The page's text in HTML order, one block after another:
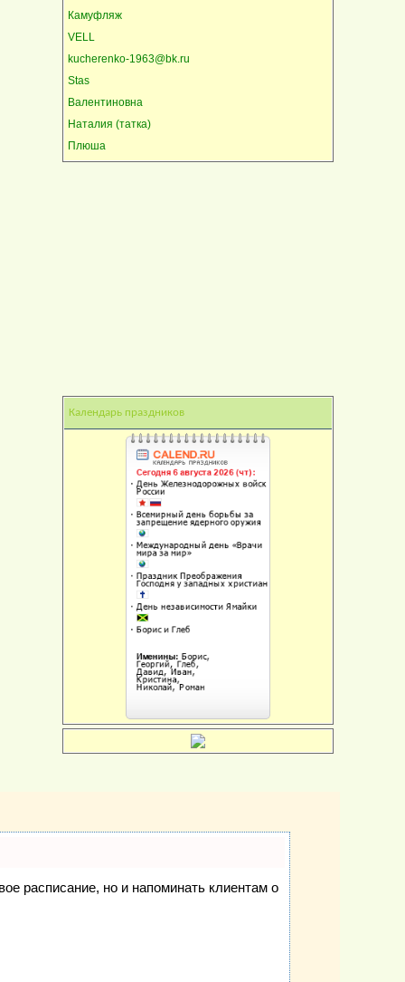
Камуфляж
VELL
kucherenko-1963@bk.ru
Stas
Валентиновна
Наталия (татка)
Плюша
Календарь праздников
расписание, но и напоминать клиентам о